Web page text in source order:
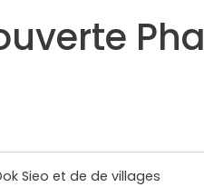
Pha
Sieo et de de villages